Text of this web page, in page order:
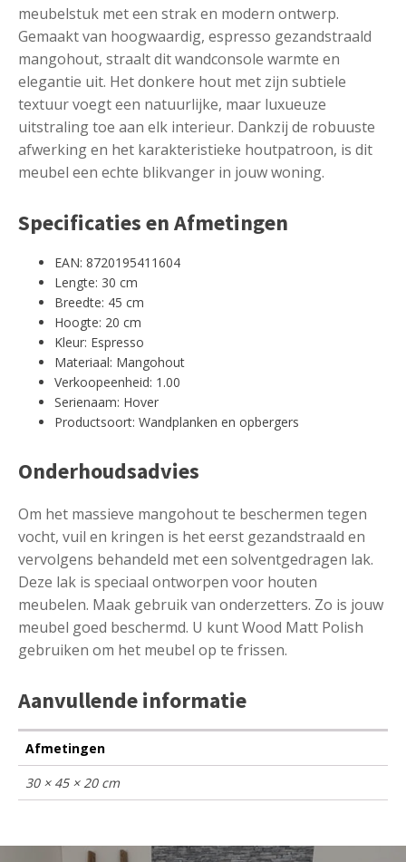
meubelstuk met een strak en modern ontwerp.
Gemaakt van hoogwaardig, espresso gezandstraald
mangohout, straalt dit wandconsole warmte en
elegantie uit. Het donkere hout met zijn subtiele
textuur voegt een natuurlijke, maar luxueuze
uitstraling toe aan elk interieur. Dankzij de robuuste
afwerking en het karakteristieke houtpatroon, is dit
meubel een echte blikvanger in jouw woning.
Specificaties en Afmetingen
EAN: 8720195411604
Lengte: 30 cm
Breedte: 45 cm
Hoogte: 20 cm
Kleur: Espresso
Materiaal: Mangohout
Verkoopeenheid: 1.00
Serienaam: Hover
Productsoort: Wandplanken en opbergers
Onderhoudsadvies
Om het massieve mangohout te beschermen tegen
vocht, vuil en kringen is het eerst gezandstraald en
vervolgens behandeld met een solventgedragen lak.
Deze lak is speciaal ontworpen voor houten
meubelen. Maak gebruik van onderzetters. Zo is jouw
meubel goed beschermd. U kunt Wood Matt Polish
gebruiken om het meubel op te frissen.
Aanvullende informatie
Afmetingen
30 × 45 × 20 cm